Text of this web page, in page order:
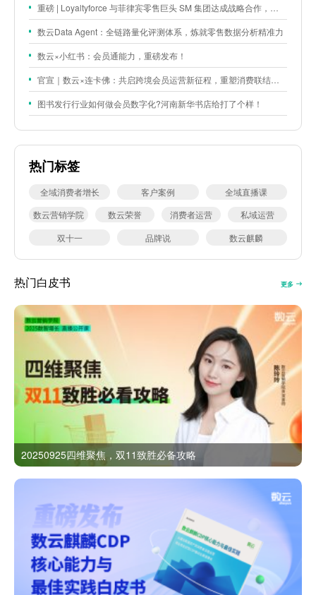
重磅 | Loyaltyforce 与菲律宾零售巨头 SM 集团达成战略合作，携手开启 SMAC 会员数智化运营新征程
数云Data Agent：全链路量化评测体系，炼就零售数据分析精准力
数云×小红书：会员通能力，重磅发布！
官宣｜数云×连卡佛：共启跨境会员运营新征程，重塑消费联结新体验
图书发行行业如何做会员数字化?河南新华书店给打了个样！
热门标签
全域消费者增长 客户案例
全域直播课
数云营销学院
数云荣誉 消费者运营
私域运营
双十一
品牌说 数云麒麟
热门白皮书 更多
20250925四维聚焦，双11致胜必备攻略